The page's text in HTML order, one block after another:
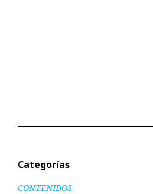
Categorías
CONTENIDOS